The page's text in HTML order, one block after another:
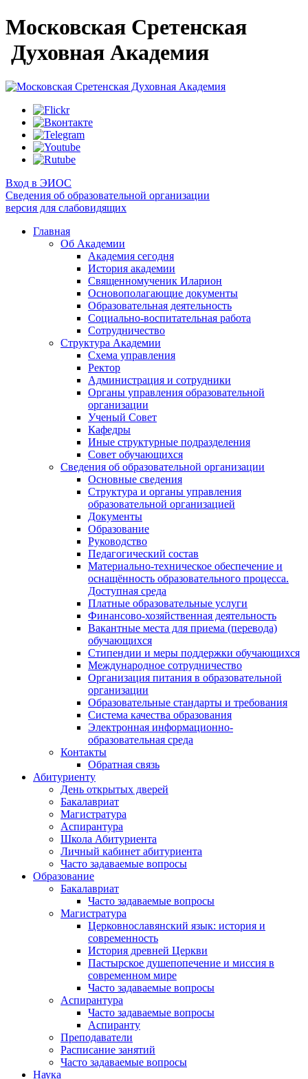
Московская Сретенская
Духовная Академия
Вход в ЭИОС
Сведения об образовательной организации
версия для слабовидящих
Главная
Об Академии
Академия сегодня
История академии
Священномученик Иларион
Основополагающие документы
Образовательная деятельность
Социально-воспитательная работа
Сотрудничество
Структура Академии
Схема управления
Ректор
Администрация и сотрудники
Органы управления образовательной
организации
Ученый Совет
Кафедры
Иные структурные подразделения
Совет обучающихся
Сведения об образовательной организации
Основные сведения
Структура и органы управления
образовательной организацией
Документы
Образование
Руководство
Педагогический состав
Материально-техническое обеспечение и
оснащённость образовательного процесса.
Доступная среда
Платные образовательные услуги
Финансово-хозяйственная деятельность
Вакантные места для приема (перевода)
обучающихся
Стипендии и меры поддержки обучающихся
Международное сотрудничество
Организация питания в образовательной
организации
Образовательные стандарты и требования
Система качества образования
Электронная информационно-
образовательная среда
Контакты
Обратная связь
Абитуриенту
День открытых дверей
Бакалавриат
Магистратура
Аспирантура
Школа Абитуриента
Личный кабинет абитуриента
Часто задаваемые вопросы
Образование
Бакалавриат
Часто задаваемые вопросы
Магистратура
Церковнославянский язык: история и
современность
История древней Церкви
Пастырское душепопечение и миссия в
современном мире
Часто задаваемые вопросы
Аспирантура
Часто задаваемые вопросы
Аспиранту
Преподаватели
Расписание занятий
Часто задаваемые вопросы
Наука